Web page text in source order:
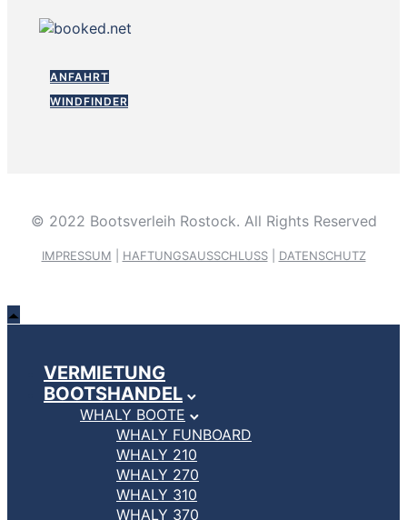
ANFAHRT
WINDFINDER
© 2022 Bootsverleih Rostock. All Rights Reserved
IMPRESSUM HAFTUNGSAUSSCHLUSS| DATENSCHUTZ
VERMIETUNG
BOOTSHANDEL
WHALY BOOTE
WHALY FUNBOARD
WHALY 210
WHALY 270
WHALY 310
WHALY 370